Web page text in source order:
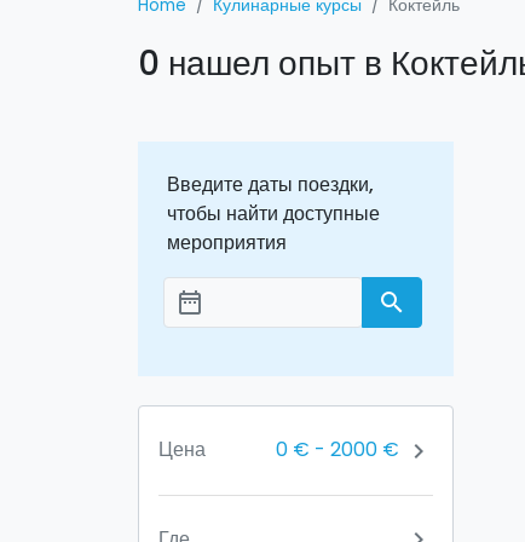
Home Кулинарные курсы Коктейль
0 нашел опыт в
Введите даты поездки,
чтобы найти доступные
мероприятия
Aggiungi le date
date_range search
Цена 0 € - 2000 € chevron_right